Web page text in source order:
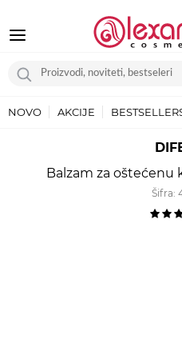
NOVO AKCIJE
Balzam za oštećenu
Šifra: